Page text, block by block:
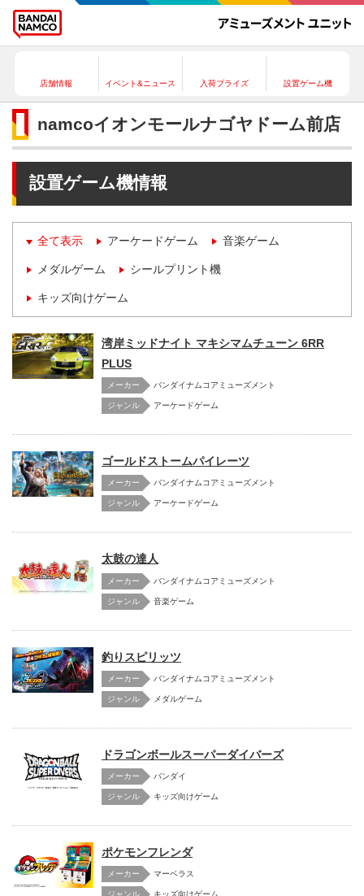
店舗情報 イベント&ニュース 入荷プライズ 設置ゲーム機
namcoイオンモールナゴヤドーム前店
設置ゲーム機情報
全て表示 アーケードゲーム 音楽ゲーム
メダルゲーム シールプリント機
キッズ向けゲーム
湾岸ミッドナイト マキシマムチューン 6RR
PLUS
メーカー バンダイナムコアミューズメント
アーケードゲーム
ゴールドストームパイレーツ
メーカー バンダイナムコアミューズメント
アーケードゲーム
太鼓の達人
メーカー バンダイナムコアミューズメント
音楽ゲーム
釣りスピリッツ
メーカー バンダイナムコアミューズメント
メダルゲーム
ドラゴンボールスーパーダイバーズ
メーカー バンダイ
キッズ向けゲーム
ポケモンフレンダ
メーカー マーベラス
キッズ向けゲーム